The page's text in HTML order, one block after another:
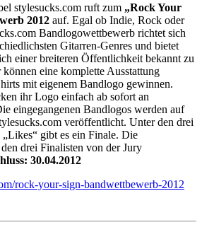
stylesucks.com ruft zum „Rock Your
2012 auf. Egal ob Indie, Rock oder
Bandlogowettbewerb richtet sich
Gitarren-Genres und bietet
einer breiteren Öffentlichkeit bekannt zu
eine komplette Ausstattung
mit eigenem Bandlogo gewinnen.
ihr Logo einfach ab sofort an
eingegangenen Bandlogos werden auf
veröffentlicht. Unter den drei
gibt es ein Finale. Die
drei Finalisten von der Jury
30.04.2012
rock-your-sign-bandwettbewerb-2012